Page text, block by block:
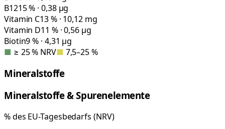
B1215 % · 0,38 µg
Vitamin C13 % · 10,12 mg
Vitamin D11 % · 0,56 µg
Biotin9 % · 4,31 µg
■ ≥ 25 % NRV■ 7,5–25 %
Mineralstoffe
Mineralstoffe & Spurenelemente
% des EU-Tagesbedarfs (NRV)